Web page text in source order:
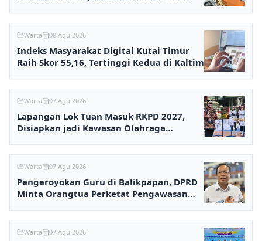
Warta 08 Agu 2026
Indeks Masyarakat Digital Kutai Timur
Raih Skor 55,16, Tertinggi Kedua di Kaltim
Warta 07 Agu 2026
Lapangan Lok Tuan Masuk RKPD 2027,
Disiapkan jadi Kawasan Olahraga
Warta 07 Agu 2026
Pengeroyokan Guru di Balikpapan, DPRD
Minta Orangtua Perketat Pengawasan
Warta 07 Agu 2026